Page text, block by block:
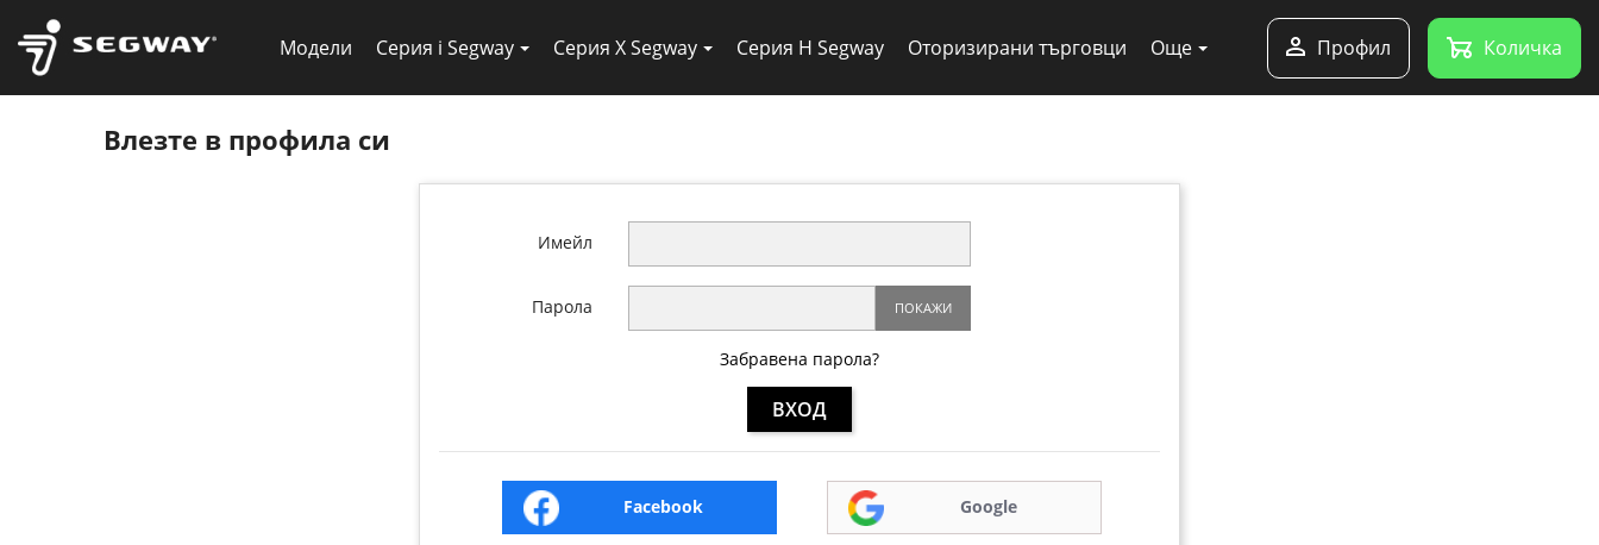
Модели Серия i Segway Серия X Segway Серия H Segway Оторизирани търговци Още Профил Количка
Влезте в профила си
Имейл
Парола ПОКАЖИ
Забравена парола?
ВХОД
Facebook Google